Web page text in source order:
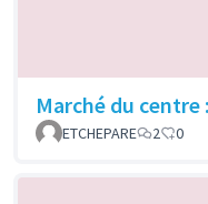
Marché du centre
ETCHEPARE
2 0